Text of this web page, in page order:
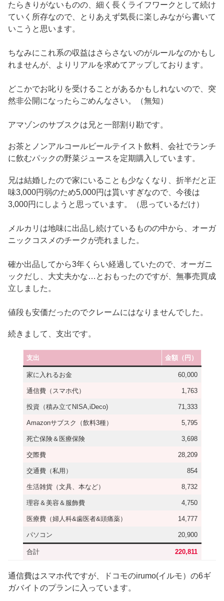
たらきりがないものの、細く長くライフワークとして続け
ていく所存なので、とりあえず気長に楽しみながら書いて
いこうと思います。
ちなみにこれ系の収益はさらさないのがルールなのかもし
れませんが、よりリアルを求めてアップしております。
どこかでお叱りを受けることがあるかもしれないので、突
然非公開になったらごめんなさい。（無知）
アマゾンのサブスクは兄と一部割り勘です。
お茶とノンアルコールビールテイスト飲料、会社でランチ
に飲むパックの野菜ジュースを定期購入しています。
兄は結婚したので家にいることも少なくなり、折半だと正
味3,000円弱のため5,000円は貰いすぎなので、今後は
3,000円にしようと思っています。（思っているだけ）
メルカリは地味に出品し続けているものの中から、オーガ
ニックコスメのチークが売れました。
確か出品してから3年くらい経過していたので、オーガニ
ックだし、大丈夫かな…とおもったのですが、無事売買成
立しました。
値段も安価だったのでクレームにはなりませんでした。
続きまして、支出です。
支出 金額（円）
家に入れるお金 60,000
通信費（スマホ代） 1,763
投資（積み立てNISA,iDeco) 71,333
Amazonサブスク（飲料3種） 5,795
死亡保険＆医療保険 3,698
交際費 28,209
交通費（私用） 854
生活雑貨（文具、本など） 8,732
理容＆美容＆服飾費 4,750
医療費（婦人科&歯医者&頭痛薬） 14,777
パソコン 20,900
合計 220,811
通信費はスマホ代ですが、ドコモのirumo(イルモ）の6ギ
ガバイトのプランに入っています。